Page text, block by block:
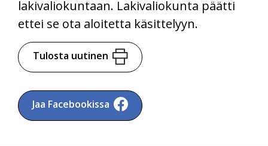
lakivaliokuntaan. Lakivaliokunta päätti
ettei se ota aloitetta käsittelyyn.
Tulosta uutinen
Jaa Facebookissa